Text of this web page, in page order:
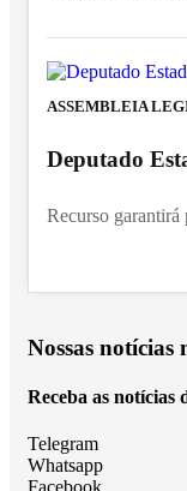
ASSEMBLEIA
Deputado
Recurso garantirá
Nossas notícias
Receba as notícias
Telegram
Whatsapp